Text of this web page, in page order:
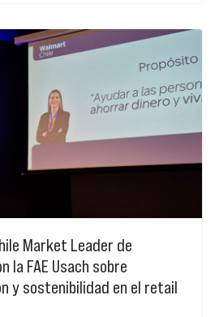
Market Leader de
la FAE Usach sobre
y sostenibilidad en el retail